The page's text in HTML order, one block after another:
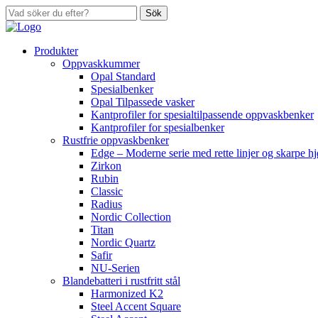
Sök
Produkter
Oppvaskkummer
Opal Standard
Spesialbenker
Opal Tilpassede vasker
Kantprofiler for spesialtilpassende oppvaskbenker
Kantprofiler for spesialbenker
Rustfrie oppvaskbenker
Edge – Moderne serie med rette linjer og skarpe
Zirkon
Rubin
Classic
Radius
Nordic Collection
Titan
Nordic Quartz
Safir
NU-Serien
Blandebatteri i rustfritt stål
Harmonized K2
Steel Accent Square